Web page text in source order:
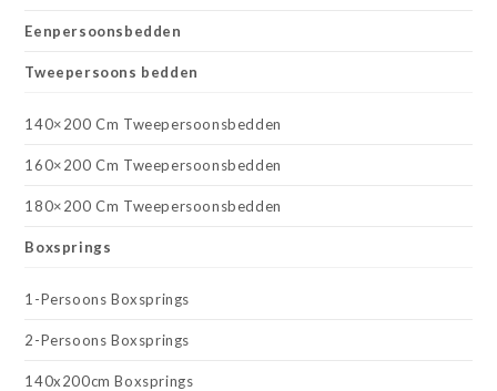
Eenpersoonsbedden
Tweepersoons bedden
140×200 Cm Tweepersoonsbedden
160×200 Cm Tweepersoonsbedden
180×200 Cm Tweepersoonsbedden
Boxsprings
1-Persoons Boxsprings
2-Persoons Boxsprings
140x200cm Boxsprings